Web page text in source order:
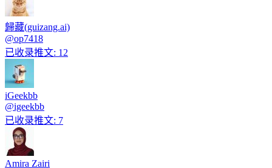
歸藏(guizang.ai)
@op7418
已收录推文: 12
iGeekbb
@igeekbb
已收录推文: 7
Amira Zairi